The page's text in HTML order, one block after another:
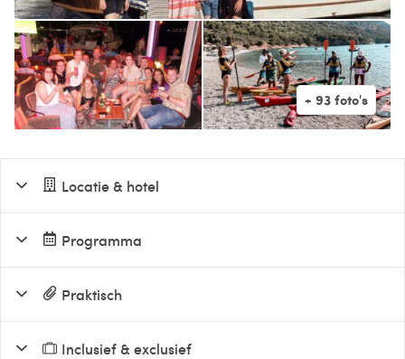
Locatie & hotel
Programma
Praktisch
Inclusief & exclusief